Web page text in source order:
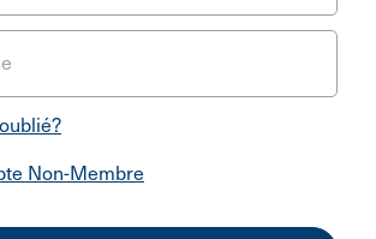
Non-Membre